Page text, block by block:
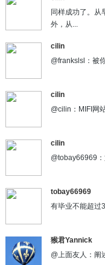
同样成功了。从
外，从...
cilin
@frankslsl：被
cilin
@cilin：MIFI网
cilin
@tobay66969
tobay66969
有毕业不能超过
猴君Yannick
@上面友人：阐